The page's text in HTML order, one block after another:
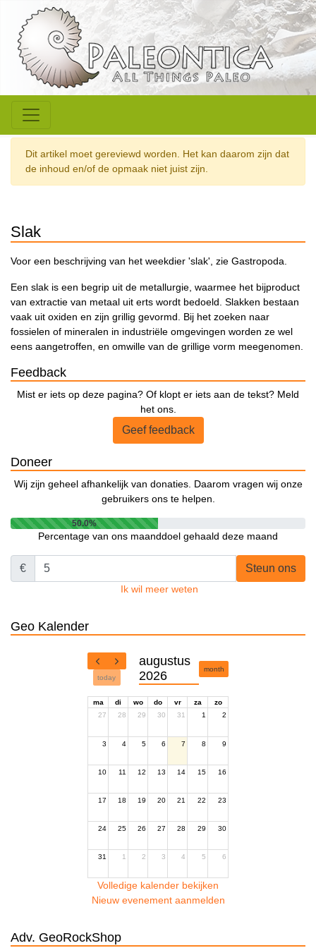
Dit artikel moet gereviewd worden. Het kan daarom zijn dat
de inhoud en/of de opmaak niet juist zijn.
Slak
Voor een beschrijving van het weekdier 'slak', zie Gastropoda.
Een slak is een begrip uit de metallurgie, waarmee het bijproduct
van extractie van metaal uit erts wordt bedoeld. Slakken bestaan
vaak uit oxiden en zijn grillig gevormd. Bij het zoeken naar
fossielen of mineralen in industriële omgevingen worden ze wel
eens aangetroffen, en omwille van de grillige vorm meegenomen.
Feedback
Mist er iets op deze pagina? Of klopt er iets aan de tekst? Meld
het ons.
Geef feedback
Doneer
Wij zijn geheel afhankelijk van donaties. Daarom vragen wij onze
gebruikers ons te helpen.
50.0%
Percentage van ons maanddoel gehaald deze maand
€ Steun ons
Ik wil meer weten
Geo Kalender
today
augustus
2026
month
ma di wo do vr za
zo
27
28 29 30 31 1 2
3 4 5 6 7 8 9
10 11 12 13 14 15 16
17 18 19 20 21 22 23
24 25 26 27 28 29 30
31 1 2 3 4 5 6
Volledige kalender bekijken
Nieuw evenement aanmelden
Adv. GeoRockShop